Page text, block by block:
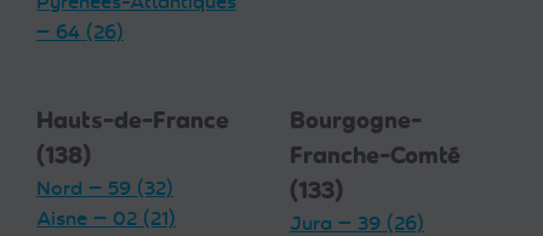
— 64 (26)
Hauts-de-France
(138)
Nord — 59 (32)
Aisne — 02 (21)
Bourgogne-
Franche-Comté
(133)
Jura — 39 (26)